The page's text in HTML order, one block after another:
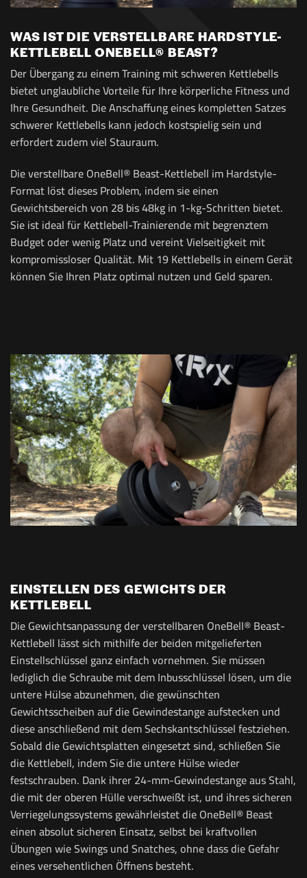
WAS IST DIE VERSTELLBARE HARDSTYLE-
KETTLEBELL ONEBELL® BEAST?
Der Übergang zu einem Training mit schweren Kettlebells
bietet unglaubliche Vorteile für Ihre körperliche Fitness und
Ihre Gesundheit. Die Anschaffung eines kompletten Satzes
schwerer Kettlebells kann jedoch kostspielig sein und
erfordert zudem viel Stauraum.
Die verstellbare OneBell® Beast-Kettlebell im Hardstyle-
Format löst dieses Problem, indem sie einen
Gewichtsbereich von 28 bis 48kg in 1-kg-Schritten bietet.
Sie ist ideal für Kettlebell-Trainierende mit begrenztem
Budget oder wenig Platz und vereint Vielseitigkeit mit
kompromissloser Qualität. Mit 19 Kettlebells in einem Gerät
können Sie Ihren Platz optimal nutzen und Geld sparen.
EINSTELLEN DES GEWICHTS DER
KETTLEBELL
Die Gewichtsanpassung der verstellbaren OneBell® Beast-
Kettlebell lässt sich mithilfe der beiden mitgelieferten
Einstellschlüssel ganz einfach vornehmen. Sie müssen
lediglich die Schraube mit dem Inbusschlüssel lösen, um die
untere Hülse abzunehmen, die gewünschten
Gewichtsscheiben auf die Gewindestange aufstecken und
diese anschließend mit dem Sechskantschlüssel festziehen.
Sobald die Gewichtsplatten eingesetzt sind, schließen Sie
die Kettlebell, indem Sie die untere Hülse wieder
festschrauben. Dank ihrer 24-mm-Gewindestange aus Stahl,
die mit der oberen Hülle verschweißt ist, und ihres sicheren
Verriegelungssystems gewährleistet die OneBell® Beast
einen absolut sicheren Einsatz, selbst bei kraftvollen
Übungen wie Swings und Snatches, ohne dass die Gefahr
eines versehentlichen Öffnens besteht.